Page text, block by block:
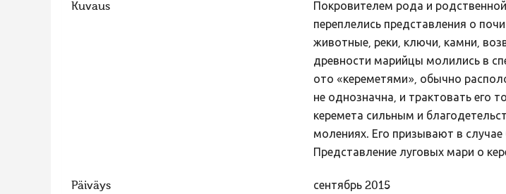
Kuvaus
Покровителем рода и
переплелись представления о
животные, реки, ключи, камни,
древности марийцы молились в
ото «кереметями», обычно
не однозначна, и трактовать его
керемета сильным и
молениях. Его призывают в
Представление луговых мари о
Päiväys сентябрь 2015